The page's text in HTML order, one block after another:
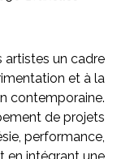
artistes un cadre
et à la
contemporaine.
de projets
performance,